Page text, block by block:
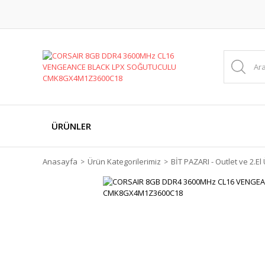
ÜRÜNLER
Anasayfa Ürün Kategorilerimiz BİT PAZARI - Outlet ve 2.El